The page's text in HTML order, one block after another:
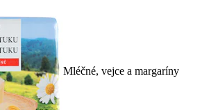
Mléčné, vejce a margaríny